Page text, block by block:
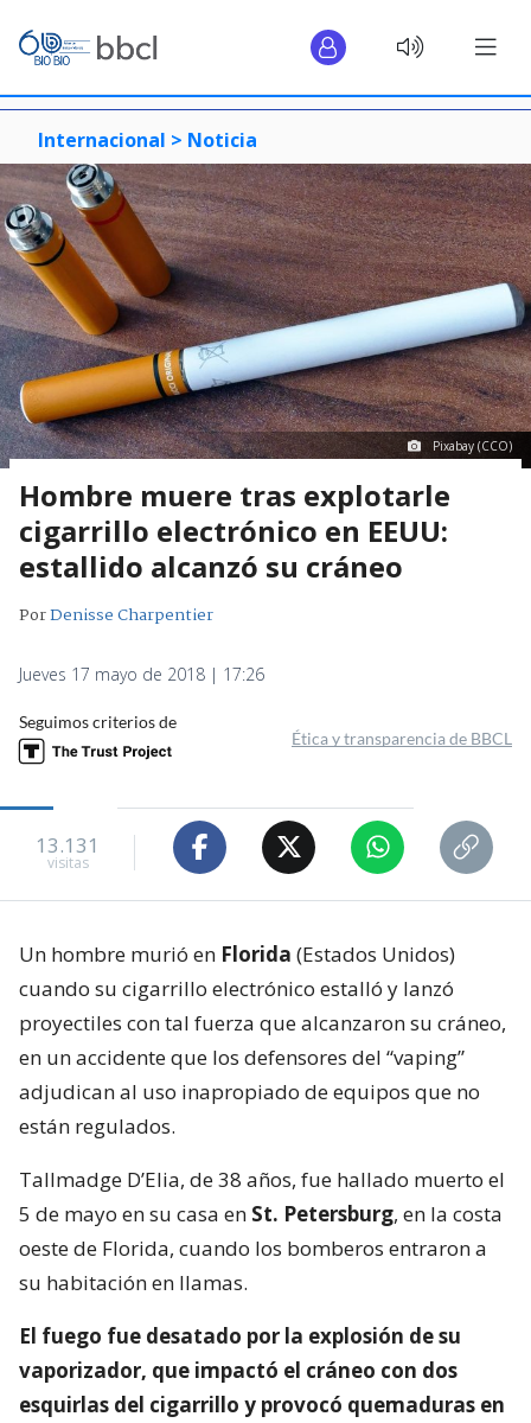
Internacional > Noticia
Pixabay (CCO)
Hombre muere tras explotarle
cigarrillo electrónico en EEUU:
estallido alcanzó su cráneo
PorDenisse Charpentier
Jueves 17 mayo de 2018 | 17:26
Seguimos criterios de
Ética y transparencia de BBCL
13.131
visitas
Un hombre murió en Florida (Estados Unidos)
cuando su cigarrillo electrónico estalló y lanzó
proyectiles con tal fuerza que alcanzaron su cráneo,
en un accidente que los defensores del “vaping”
adjudican al uso inapropiado de equipos que no
están regulados.
Tallmadge D’Elia, de 38 años, fue hallado muerto el
5 de mayo en su casa en St. Petersburg, en la costa
oeste de Florida, cuando los bomberos entraron a
su habitación en llamas.
El fuego fue desatado por la explosión de su
vaporizador, que impactó el cráneo con dos
esquirlas del cigarrillo y provocó quemaduras en